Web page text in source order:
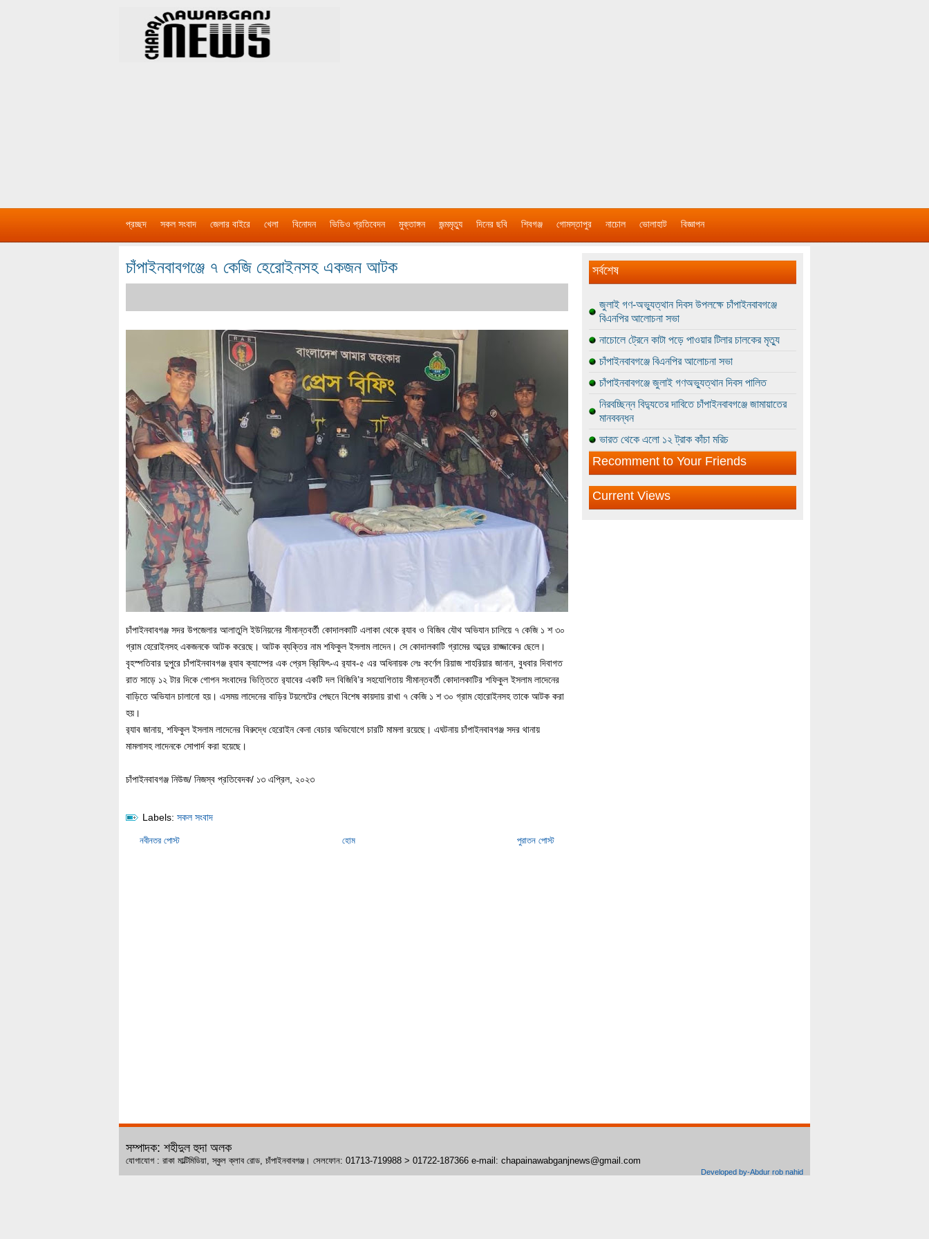
প্রচ্ছদ সকল সংবাদ জেলার বাইরে খেলা বিনোদন ভিডিও প্রতিবেদন মুক্তাঙ্গন জন্মমৃত্যু দিনের ছবি শিবগঞ্জ গোমস্তাপুর নাচোল ভোলাহাট বিজ্ঞাপন
চাঁপাইনবাবগঞ্জে ৭ কেজি হেরোইনসহ একজন আটক
চাঁপাইনবাবগঞ্জ সদর উপজেলার আলাতুলি ইউনিয়নের সীমান্তবর্তী কোদালকাটি এলাকা থেকে র‌্যাব ও বিজিব যৌথ অভিযান চালিয়ে ৭ কেজি ১ শ ৩০
গ্রাম হেরোইনসহ একজনকে আটক করেছে। আটক ব্যক্তির নাম শফিকুল ইসলাম লাদেন। সে কোদালকাটি গ্রামের আব্দুর রাজ্জাকের ছেলে।
বৃহস্পতিবার দুপুরে চাঁপাইনবাবগঞ্জ র‌্যাব ক্যাম্পের এক প্রেস ব্রিফিৎ-এ র‌্যাব-৫ এর অধিনায়ক লেঃ কর্ণেল রিয়াজ শাহরিয়ার জানান, বুধবার দিবাগত
রাত সাড়ে ১২ টার দিকে গোপন সংবাদের ভিত্তিতে র‌্যাবের একটি দল বিজিবি’র সহযোগিতায় সীমান্তবর্তী কোদালকাটির শফিকুল ইসলাম লাদেনের
বাড়িতে অভিযান চালানো হয়। এসময় লাদেনের বাড়ির টয়লেটের পেছনে বিশেষ কায়দায় রাখা ৭ কেজি ১ শ ৩০ গ্রাম হোরোইনসহ তাকে আটক করা
হয়।
র‌্যাব জানায়, শফিকুল ইসলাম লাদেনের বিরুদ্ধে হেরোইন কেনা বেচার অভিযোগে চারটি মামলা রয়েছে। এঘটনায় চাঁপাইনবাবগঞ্জ সদর থানায়
মামলাসহ লাদেনকে সোপার্দ করা হয়েছে।
চাঁপাইনবাবগঞ্জ নিউজ/ নিজস্ব প্রতিবেদক/ ১৩ এপ্রিল, ২০২৩
Labels: সকল সংবাদ
নবীনতর পোস্ট পুরাতন পোস্ট
হোম
সর্বশেষ
জুলাই গণ-অভ্যুত্থান দিবস উপলক্ষে চাঁপাইনবাবগঞ্জে
বিএনপির আলোচনা সভা
নাচোলে ট্রেনে কাটা পড়ে পাওয়ার টিলার চালকের মৃত্যু
চাঁপাইনবাবগঞ্জে বিএনপির আলোচনা সভা
চাঁপাইনবাবগঞ্জে জুলাই গণঅভ্যুত্থান দিবস পালিত
নিরবচ্ছিন্ন বিদ্যুতের দাবিতে চাঁপাইনবাবগঞ্জে জামায়াতের
মানববন্ধন
ভারত থেকে এলো ১২ ট্রাক কাঁচা মরিচ
Recomment to Your Friends
Current Views
সম্পাদক: শহীদুল হুদা অলক
যোগাযোগ : রাকা মাল্টিমিডিয়া, স্কুল ক্লাব রোড, চাঁপাইনবাবগঞ্জ। সেলফোন: 01713-719988 > 01722-187366 e-mail: chapainawabganjnews@gmail.com
Developed by-Abdur rob nahid